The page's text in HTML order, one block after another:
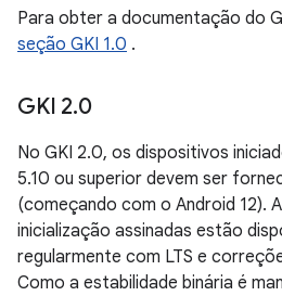
Para obter a documentação do
seção GKI 1.0 .
GKI 2.0
No GKI 2.0, os dispositivos
5.10 ou superior devem ser
(começando com o Android 12).
inicialização assinadas estão
regularmente com LTS e
Como a estabilidade binária é